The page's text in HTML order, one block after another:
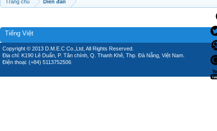
Trang chủ Diễn đàn
Tiếng Việt
Copyright © 2013 D.M.E.C Co.,Ltd, All Rights Reserved.
Địa chỉ: K190 Lê Duẩn, P. Tân chính, Q. Thanh Khê, Thp. Đà Nẵng, Việt Nam.
Điện thoại: (+84) 5113752506